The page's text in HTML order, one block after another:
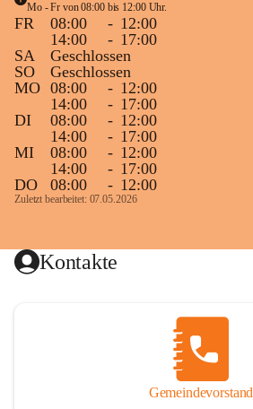
Mo - Fr von 08:00 bis 12:00 Uhr.
FR 08:00 - 12:00
14:00
- 17:00
SA
Geschlossen
SO
Geschlossen
MO 08:00 - 12:00
14:00
- 17:00
DI
08:00 - 12:00
14:00
- 17:00
MI
08:00 - 12:00
14:00
- 17:00
DO
08:00 - 12:00
Zuletzt bearbeitet: 07.05.2026
Kontakte
Gemeindevorstand